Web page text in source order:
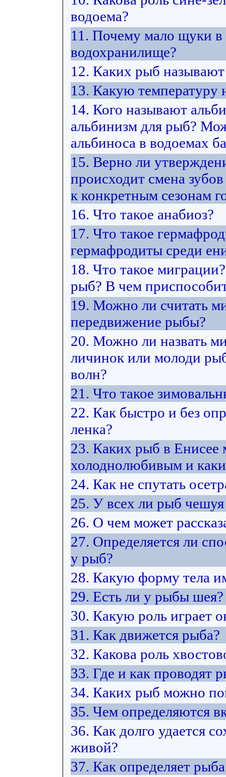
водоема?
11. Почему мало щуки в
водохранилище?
12. Каких рыб
13. Какую температуру
14. Кого называют
альбинизм для рыб?
альбиноса в водоемах
15. Верно ли
происходит смена
к конкретным сезонам
16. Что такое анабиоз?
17. Что такое
гермафродиты среди
18. Что такое
рыб? В чем
19. Можно ли считать
передвижение рыбы?
20. Можно ли назвать
личинок или молоди
волн?
21. Что такое
22. Как быстро и без
ленка?
23. Каких рыб в Енисее
холоднолюбивым и
24. Как не спутать
25. У всех ли рыб чешуя
26. О чем может
27. Определяется ли
у рыб?
28. Какую форму тела
29. Есть ли у рыбы шея?
30. Какую роль играет
31. Как движется рыба?
32. Какова роль
33. Где и как проводят
34. Каких рыб можно
35. Чем определяются
36. Как долго удается
живой?
37. Как определяет